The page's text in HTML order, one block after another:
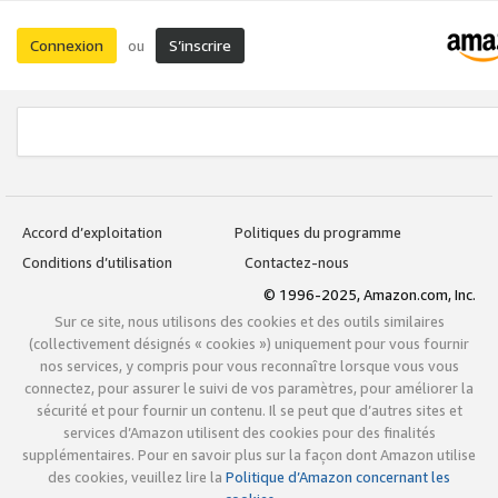
Connexion ou S’inscrire
Accord d’exploitation
Politiques du programme
Conditions d’utilisation
Contactez-nous
© 1996-2025, Amazon.com, Inc.
Sur ce site, nous utilisons des cookies et des outils similaires
(collectivement désignés « cookies ») uniquement pour vous fournir
nos services, y compris pour vous reconnaître lorsque vous vous
connectez, pour assurer le suivi de vos paramètres, pour améliorer la
sécurité et pour fournir un contenu. Il se peut que d’autres sites et
services d’Amazon utilisent des cookies pour des finalités
supplémentaires. Pour en savoir plus sur la façon dont Amazon utilise
des cookies, veuillez lire la Politique d’Amazon concernant les